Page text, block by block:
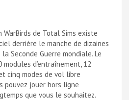
WarBirds de Total Sims existe
derrière le manche de dizaines
Seconde Guerre mondiale. Le
d’entraînement, 12
cinq modes de vol libre
pouvez jouer hors ligne
que vous le souhaitez.